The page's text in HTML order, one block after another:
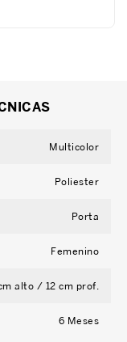
Multicolor
Poliester
Porta
Femenino
alto / 12 cm prof.
6 Meses